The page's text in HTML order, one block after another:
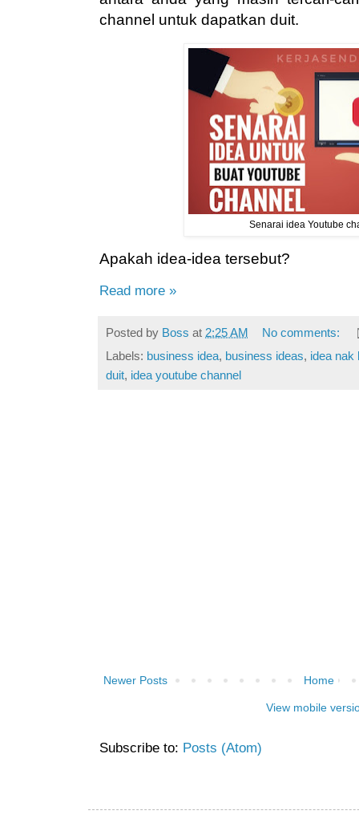
channel untuk dapatkan duit.
Senarai idea Youtube
Apakah idea-idea tersebut?
Read more »
Posted by Boss at 2:25 AM
No comments:
Labels: business idea, business ideas, idea nak
duit, idea youtube channel
Newer Posts Home
View mobile
Subscribe to: Posts (Atom)